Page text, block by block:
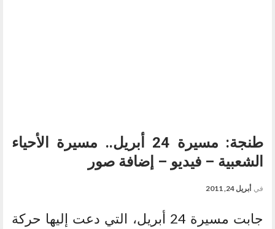
طنجة: مسيرة 24 أبريل.. مسيرة الأحياء
الشعبية – فيديو – إضافة صور
في أبريل 24, 2011
جابت مسيرة 24 أبريل، التي دعت إليها حركة